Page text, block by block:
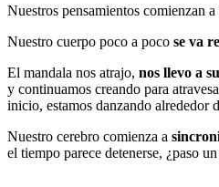
Nuestros pensamientos comienzan a
Nuestro cuerpo poco a poco se va
El mandala nos atrajo, nos llevo a
y continuamos creando para
inicio, estamos danzando alrededor
Nuestro cerebro comienza a
el tiempo parece detenerse, ¿paso